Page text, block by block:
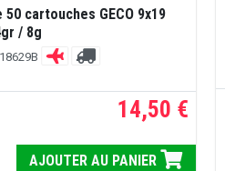
50 cartouches GECO 9x19
/ 8g
14,50 €
AJOUTER AU PANIER